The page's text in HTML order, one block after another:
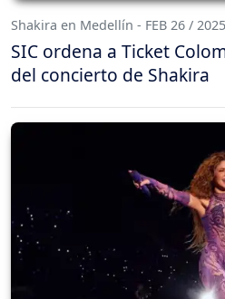
Shakira en Medellín - FEB 26 / 2025
SIC ordena a Ticket
del concierto de Shakira